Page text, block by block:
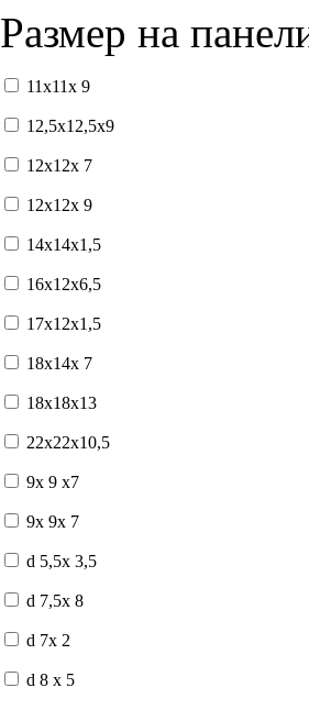
Размер на
11x11x 9
12,5x12,5x9
12x12x 7
12x12x 9
14x14x1,5
16x12x6,5
17x12x1,5
18x14x 7
18x18x13
22x22x10,5
9x 9 x7
9x 9x 7
d 5,5x 3,5
d 7,5x 8
d 7x 2
d 8 x 5